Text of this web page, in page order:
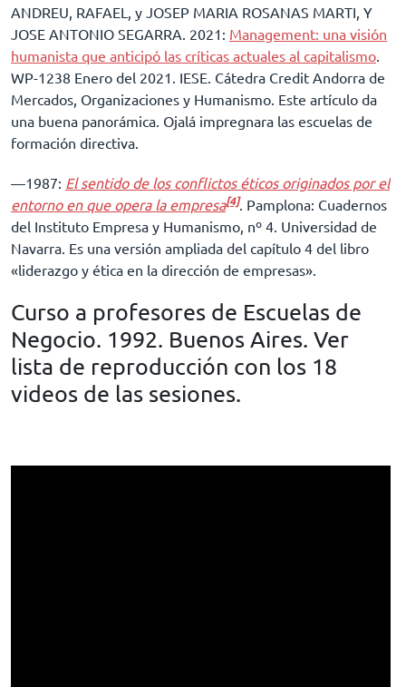
ANDREU, RAFAEL, y JOSEP MARIA ROSANAS MARTI, Y
JOSE ANTONIO SEGARRA. 2021: Management: una visión
humanista que anticipó las críticas actuales al capitalismo.
WP-1238 Enero del 2021. IESE. Cátedra Credit Andorra de
Mercados, Organizaciones y Humanismo. Este artículo da
una buena panorámica. Ojalá impregnara las escuelas de
formación directiva.
––1987: El sentido de los conflictos éticos originados por el
entorno en que opera la empresa[4]. Pamplona: Cuadernos
del Instituto Empresa y Humanismo, nº 4. Universidad de
Navarra. Es una versión ampliada del capítulo 4 del libro
«liderazgo y ética en la dirección de empresas».
Curso a profesores de Escuelas de
Negocio. 1992. Buenos Aires. Ver
lista de reproducción con los 18
videos de las sesiones.